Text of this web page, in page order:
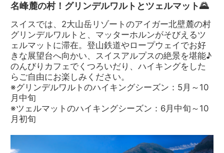
名峰麓の村！グリンデルワルトとツェルマット🌄
スイスでは、2大山岳リゾートのアイガー北壁麓の村
グリンデルワルトと、マッターホルンがそびえるツ
ェルマットに滞在。登山鉄道やロープウェイでお好
きな展望台へ向かい、スイスアルプスの絶景を堪能♪
のんびりカフェでくつろいだり、ハイキングをした
らご自由にお楽しみください。
※グリンデルワルトのハイキングシーズン：5月～10
月中旬
※ツェルマットのハイキングシーズン：6月中旬～10
月初旬